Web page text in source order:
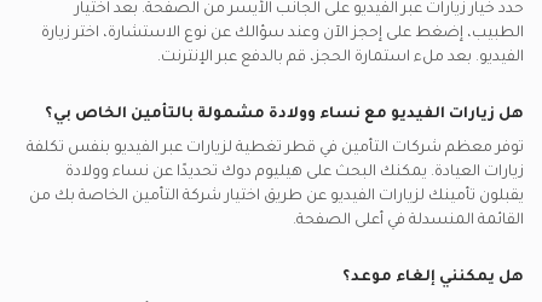
حدد خيار زيارات عبر الفيديو على الجانب الأيسر من الصفحة. بعد اختيار
الطبيب، إضغط على إحجز الآن وعند سؤالك عن نوع الاستشارة، اختر زيارة
الفيديو. بعد ملء استمارة الحجز، قم بالدفع عبر الإنترنت.
هل زيارات الفيديو مع نساء وولادة مشمولة بالتأمين الخاص بي؟
توفر معظم شركات التأمين في قطر تغطية لزيارات عبر الفيديو بنفس تكلفة
زيارات العيادة. يمكنك البحث على هيليوم دوك تحديدًا عن نساء وولادة
يقبلون تأمينك لزيارات الفيديو عن طريق اختيار شركة التأمين الخاصة بك من
القائمة المنسدلة في أعلى الصفحة.
هل يمكنني إلغاء موعد؟